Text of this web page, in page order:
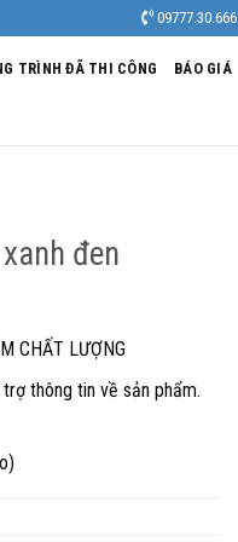
09777.30.666
TRÌNH ĐÃ THI CÔNG BÁO GIÁ
đen
CHẤT LƯỢNG
thông tin về sản phẩm.